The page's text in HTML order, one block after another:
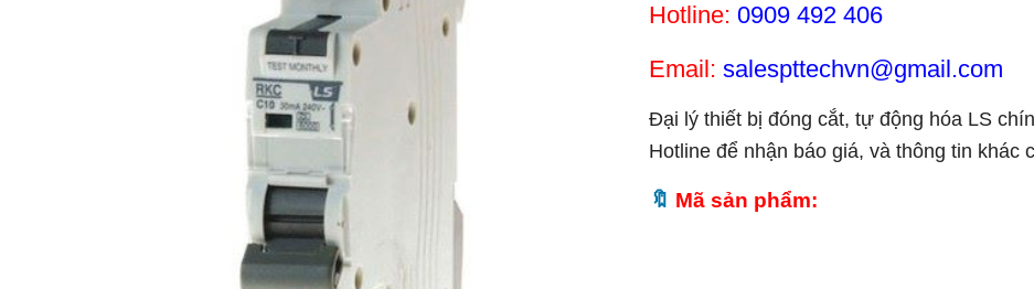
Hotline: 0909 492 406
Email: salespttechvn@gmail.com
Đại lý thiết bị đóng cắt, tự động hóa LS
Hotline để nhận báo giá, và thông tin khác
Mã sản phẩm: